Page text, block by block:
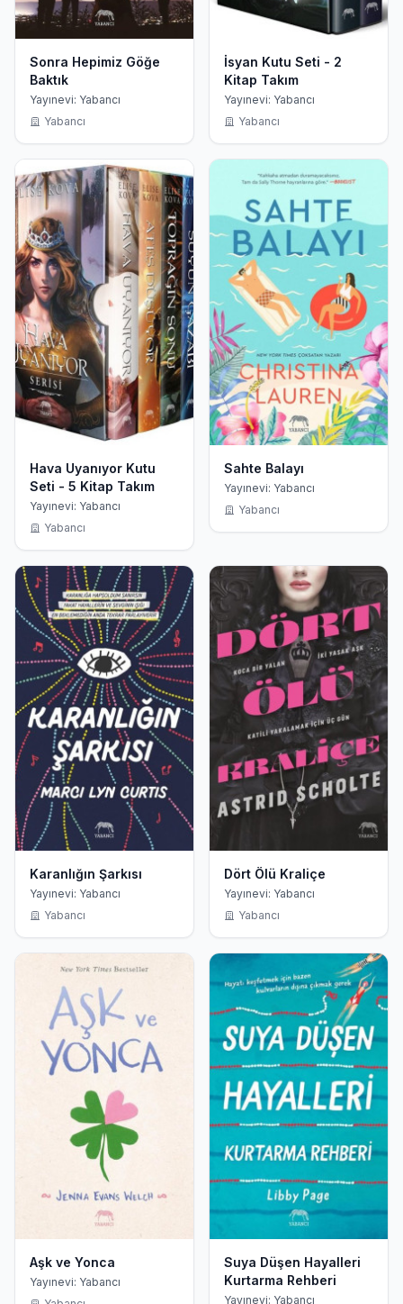
Sonra Hepimiz Göğe
Baktık
Yayınevi: Yabancı
Yabancı
İsyan Kutu Seti - 2
Kitap Takım
Yayınevi: Yabancı
Yabancı
Hava Uyanıyor Kutu
Seti - 5 Kitap Takım
Yayınevi: Yabancı
Yabancı
Sahte Balayı
Yayınevi: Yabancı
Yabancı
Karanlığın Şarkısı
Yayınevi: Yabancı
Yabancı
Dört Ölü Kraliçe
Yayınevi: Yabancı
Yabancı
Aşk ve Yonca
Yayınevi: Yabancı
Suya Düşen Hayalleri
Kurtarma Rehberi
Yayınevi: Yabancı